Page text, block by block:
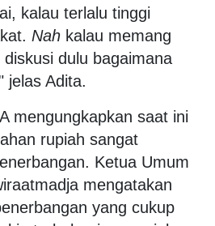
kalau terlalu tinggi
Nah kalau memang
dulu bagaimana
jelas Adita.
mengungkapkan saat ini
rupiah sangat
Ketua Umum
mengatakan
yang cukup